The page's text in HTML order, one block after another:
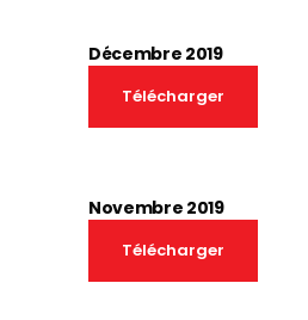
Décembre 2019
télécharger
Novembre 2019
télécharger